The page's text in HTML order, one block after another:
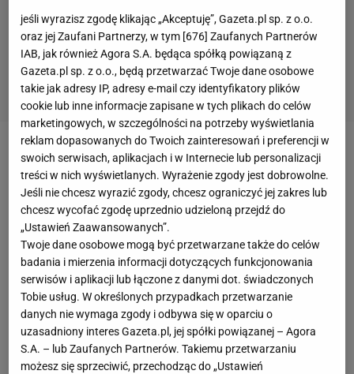
W ostatnich tygodniach sprawatransferuVadisa
Odjidji-Ofoe wywołała bardzo duże zamieszanie w
mediach. Belgijski pomocnik przed oficjalnym
transferem do Olympiakosu Pireus miał przenieść
się do Krasnodaru. Według informacji rosyjskich
dziennikarzy transfer na wschód nie udał się przez
testy medyczne, które wykazały problemy z
kolanem piłkarza. Podczas wywiadu udzielonego
dziennikarzowi"Przeglądu Sportowego"piłkarz
stanowczo zdementował te informacje.
jeśli wyrazisz zgodę klikając „Akceptuję”, Gazeta.pl sp. z o.o.
oraz jej Zaufani Partnerzy, w tym [676] Zaufanych Partnerów
IAB, jak również Agora S.A. będąca spółką powiązaną z
Gazeta.pl sp. z o.o., będą przetwarzać Twoje dane osobowe
takie jak adresy IP, adresy e-mail czy identyfikatory plików
cookie lub inne informacje zapisane w tych plikach do celów
marketingowych, w szczególności na potrzeby wyświetlania
reklam dopasowanych do Twoich zainteresowań i preferencji w
swoich serwisach, aplikacjach i w Internecie lub personalizacji
treści w nich wyświetlanych. Wyrażenie zgody jest dobrowolne.
Jeśli nie chcesz wyrazić zgody, chcesz ograniczyć jej zakres lub
chcesz wycofać zgodę uprzednio udzieloną przejdź do
„Ustawień Zaawansowanych”.
Twoje dane osobowe mogą być przetwarzane także do celów
badania i mierzenia informacji dotyczących funkcjonowania
serwisów i aplikacji lub łączone z danymi dot. świadczonych
Tobie usług. W określonych przypadkach przetwarzanie
danych nie wymaga zgody i odbywa się w oparciu o
uzasadniony interes Gazeta.pl, jej spółki powiązanej – Agora
S.A. – lub Zaufanych Partnerów. Takiemu przetwarzaniu
możesz się sprzeciwić, przechodząc do „Ustawień